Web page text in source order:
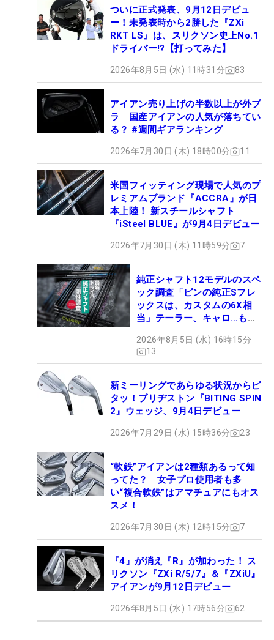
ついに正式発表、9月12日デビュ
ー！未発表時から2勝した『ZXi
RKT LS』は、スリクソン史上No.1
ドライバー!?【打ってみた】
2026年8月5日 (水) 11時31分 83
アイアン売り上げの半数以上が外ブ
ラ 国産アイアンの人気が落ちてい
る？ #週間ギアランキング
2026年7月30日 (木) 18時00分 11
米国フィッティング現場で人気のプ
レミアムブランド『ACCRA』が日
本上陸！ 新スチールシャフト
『iSteel BLUE』が9月4日デビュー
2026年7月30日 (木) 11時59分 7
純正シャフト12モデルのスペ
ック調査「ピンの純正Sフレ
ックスは、カスタムの6X相
当」テーラー、キャロ…もチ
2026年8月5日 (水) 16時15分
13
新ミーリングであらゆる状況からピ
タッ！ブリヂストン『BITING SPIN
2』ウェッジ、9月4日デビュー
2026年7月29日 (水) 15時36分 23
“軟鉄”アイアンは2種類あるって知
ってた？ 女子プロ使用者も多
い“複合軟鉄”はアマチュアにもオス
スメ！
2026年7月30日 (木) 12時15分 7
『4』が消え『R』が加わった！ ス
リクソン『ZXi R/5/7』＆『ZXiU』
アイアンが9月12日デビュー
2026年8月5日 (水) 17時56分 62